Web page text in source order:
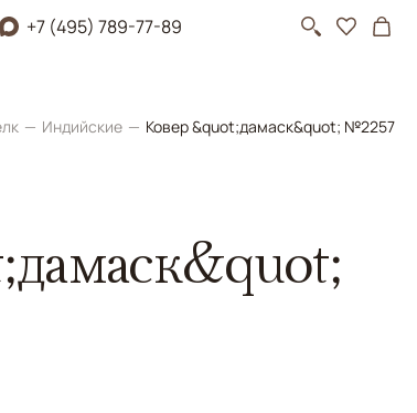
+7 (495) 789-77-89
Индийские Ковер &quot;дамаск&quot; №2257